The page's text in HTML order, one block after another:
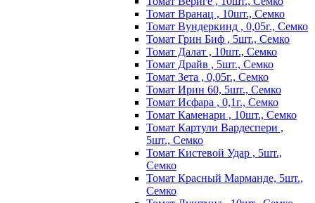
Томат Вранац , 10шт., Семко
Томат Вундеркинд , 0,05г., Семко
Томат Грин Биф , 5шт., Семко
Томат Далат , 10шт., Семко
Томат Драйв , 5шт., Семко
Томат Зета , 0,05г., Семко
Томат Ирин 60, 5шт., Семко
Томат Исфара , 0,1г., Семко
Томат Каменари , 10шт., Семко
Томат Картули Вардеспери ,
5шт., Семко
Томат Кистевой Удар , 5шт.,
Семко
Томат Красный Марманде, 5шт.,
Семко